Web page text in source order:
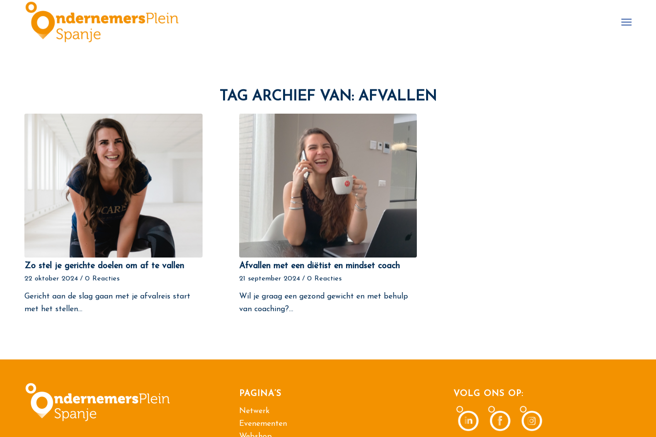
TAG ARCHIEF VAN: AFVALLEN
Zo stel je gerichte doelen om af te vallen
22 oktober 2024 / 0 Reacties
Gericht aan de slag gaan met je afvalreis start
met het stellen…
Afvallen met een diëtist en mindset coach
21 september 2024 / 0 Reacties
Wil je graag een gezond gewicht en met behulp
van coaching?…
PAGINA’S
Netwerk
Evenementen
VOLG ONS OP: